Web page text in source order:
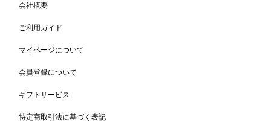
会社概要
ご利用ガイド
マイページについて
会員登録について
ギフトサービス
特定商取引法に基づく表記